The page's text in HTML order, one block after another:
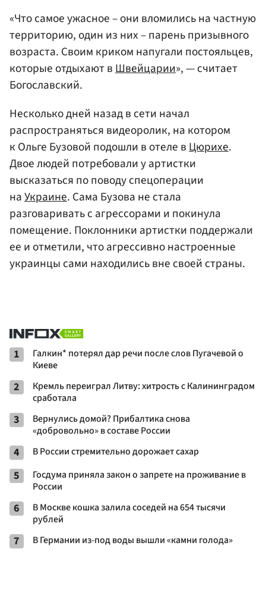
«Что самое ужасное – они вломились на частную
территорию, один из них – парень призывного
возраста. Своим криком напугали постояльцев,
которые отдыхают вШвейцарии», — считает
Богославский.
Несколько дней назад в сети начал
распространяться видеоролик, на котором
к Ольге Бузовой подошли в отеле в Цюрихе.
Двое людей потребовали у артистки
высказаться по поводу спецоперации
наУкраине. Сама Бузова не стала
разговаривать с агрессорами и покинула
помещение. Поклонники артистки поддержали
ее и отметили, что агрессивно настроенные
украинцы сами находились вне своей страны.
1
Галкин* потерял дар речи после слов Пугачевой о
Киеве
2
Кремль переиграл Литву: хитрость с Калининградом
сработала
3
Вернулись домой? Прибалтика снова
«добровольно» в составе России
4 В России стремительно дорожает сахар
5
Госдума приняла закон о запрете на проживание в
России
6
В Москве кошка залила соседей на 654 тысячи
рублей
7 В Германии из-под воды вышли «камни голода»